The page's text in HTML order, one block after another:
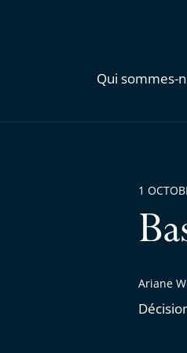
Qui sommes-
Ariane
1